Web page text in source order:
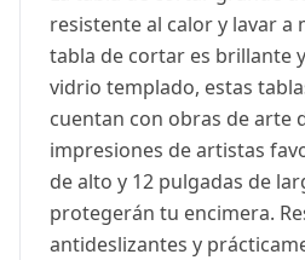
resistente al calor y lavar a
tabla de cortar es brillante
vidrio templado, estas
cuentan con obras de arte
impresiones de artistas
de alto y 12 pulgadas de
protegerán tu encimera.
antideslizantes y